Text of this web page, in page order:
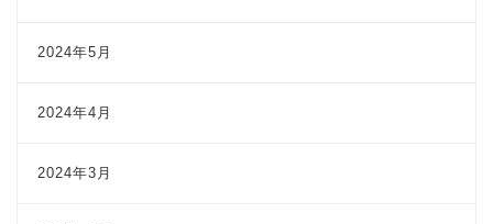
2024年5月
2024年4月
2024年3月